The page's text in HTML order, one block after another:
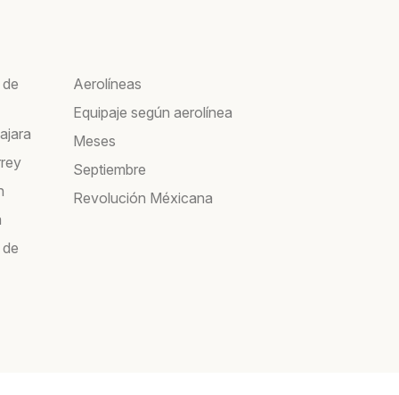
Aerolíneas
Equipaje según aerolínea
Meses
Septiembre
Revolución Méxicana